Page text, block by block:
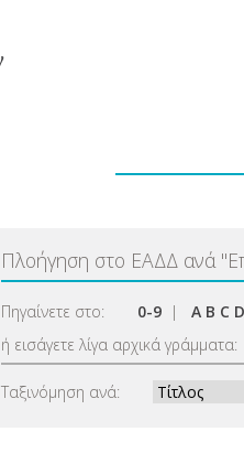
Πλοήγηση στο ΕΑΔΔ ανά "
Πηγαίνετε στο: 0-9 | A B C D
ή εισάγετε λίγα αρχικά γράμματα:
Ταξινόμηση ανά: